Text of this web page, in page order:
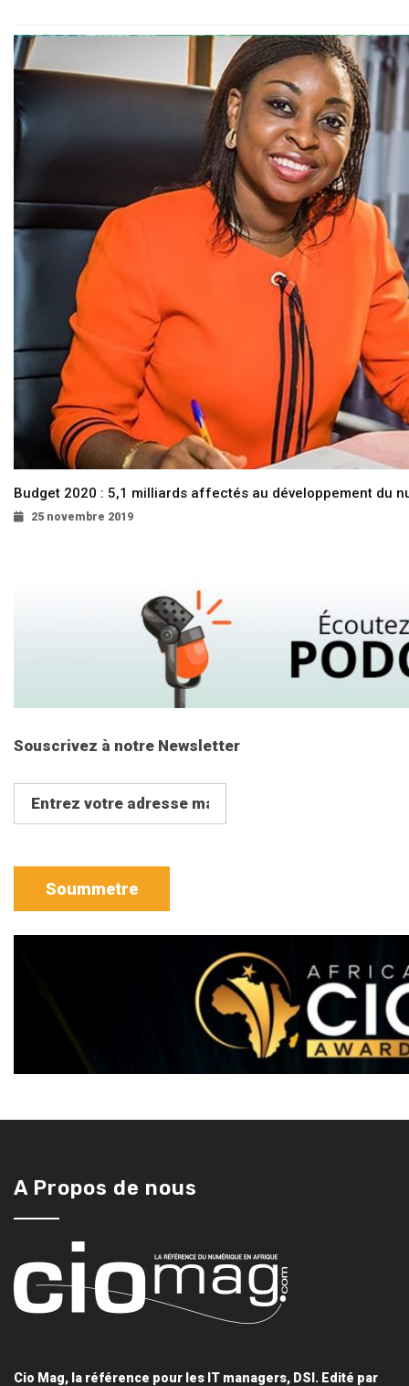
Budget 2020 : 5,1 milliards affectés au développement du
25 novembre 2019
Souscrivez à notre Newsletter
A Propos de nous
Cio Mag, la référence pour les IT managers, DSI. Edité par